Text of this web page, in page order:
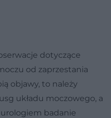
dotyczące
od zaprzestania
objawy, to należy
układu moczowego, a
badanie